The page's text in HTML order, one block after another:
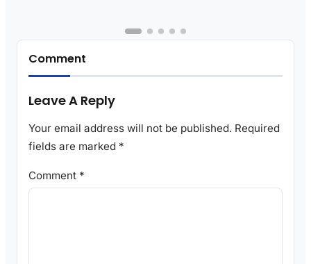
Comment
Leave A Reply
Your email address will not be published. Required
fields are marked *
Comment *